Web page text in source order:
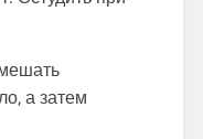
а затем